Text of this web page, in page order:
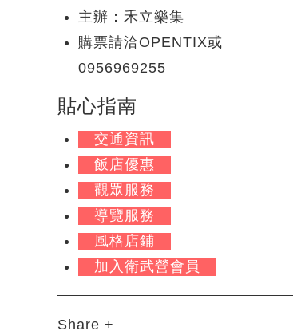
主辦：禾立樂集
購票請洽OPENTIX或
0956969255
貼心指南
交通資訊
飯店優惠
觀眾服務
導覽服務
風格店鋪
加入衛武營會員
Share +